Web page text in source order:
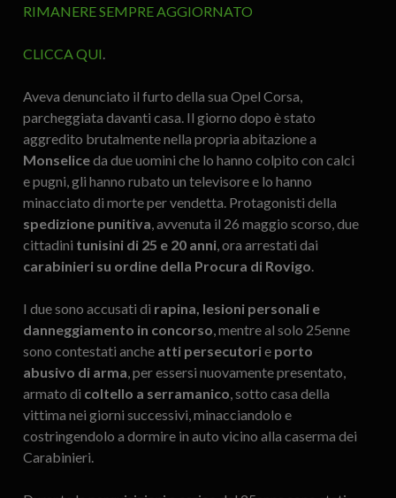
RIMANERE SEMPRE AGGIORNATO
CLICCA QUI.
Aveva denunciato il furto della sua Opel Corsa,
parcheggiata davanti casa. Il giorno dopo è stato
aggredito brutalmente nella propria abitazione a
Monseliceda due uomini che lo hanno colpito con calci
e pugni, gli hanno rubato un televisore e lo hanno
minacciato di morte per vendetta. Protagonisti della
spedizione punitiva, avvenuta il 26 maggio scorso, due
cittadini tunisini di 25 e 20 anni, ora arrestati dai
carabinieri su ordine della Procura di Rovigo.
I due sono accusati di rapina, lesioni personali e
danneggiamento in concorso, mentre al solo 25enne
sono contestati anche atti persecutorie porto
abusivo di arma, per essersi nuovamente presentato,
armato di coltello a serramanico, sotto casa della
vittima nei giorni successivi, minacciandolo e
costringendolo a dormire in auto vicino alla caserma dei
Carabinieri.